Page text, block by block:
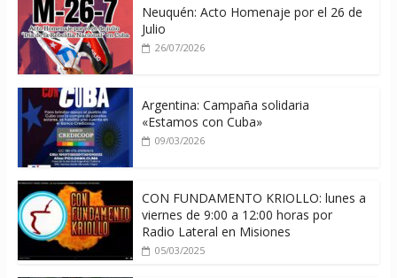
Neuquén: Acto Homenaje por el 26 de
Julio
26/07/2026
Argentina: Campaña solidaria
«Estamos con Cuba»
09/03/2026
CON FUNDAMENTO KRIOLLO: lunes a
viernes de 9:00 a 12:00 horas por
Radio Lateral en Misiones
05/03/2025